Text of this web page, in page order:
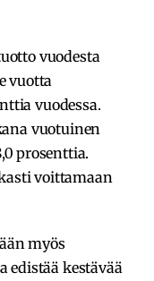
vuodesta
vuotta
vuodessa.
vuotuinen
prosenttia.
voittamaan
myös
edistää kestävää